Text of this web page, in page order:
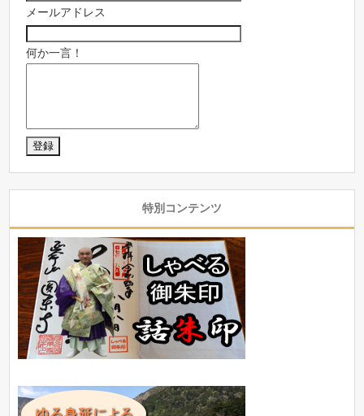
メールアドレス
何か一言！
特別コンテンツ